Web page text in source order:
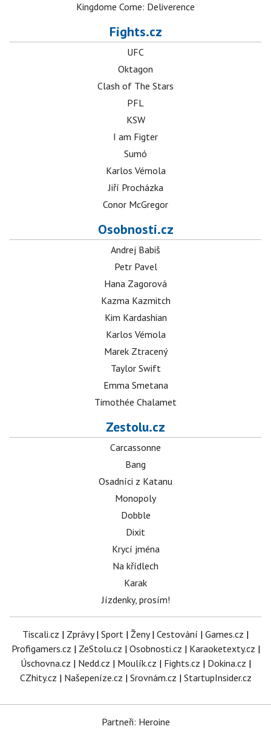
Kingdome Come: Deliverence
Fights.cz
UFC
Oktagon
Clash of The Stars
PFL
KSW
I am Figter
Sumó
Karlos Vémola
Jiří Procházka
Conor McGregor
Osobnosti.cz
Andrej Babiš
Petr Pavel
Hana Zagorová
Kazma Kazmitch
Kim Kardashian
Karlos Vémola
Marek Ztracený
Taylor Swift
Emma Smetana
Timothée Chalamet
Zestolu.cz
Carcassonne
Bang
Osadníci z Katanu
Monopoly
Dobble
Dixit
Krycí jména
Na křídlech
Karak
Jízdenky, prosím!
Tiscali.cz | Zprávy| Sport | Ženy| Cestování | Games.cz |
Profigamers.cz | ZeStolu.cz | Osobnosti.cz | Karaoketexty.cz |
Úschovna.cz | Nedd.cz | Moulík.cz | Fights.cz | Dokina.cz |
CZhity.cz | Našepeníze.cz | Srovnám.cz | StartupInsider.cz
Partneři: Heroine